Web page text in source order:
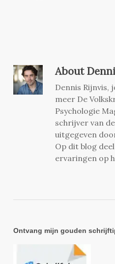
About
Dennis
meer De
Psychologie
schrijver van
uitgegeven
Op dit blog
ervaringen op
Ontvang mijn gouden